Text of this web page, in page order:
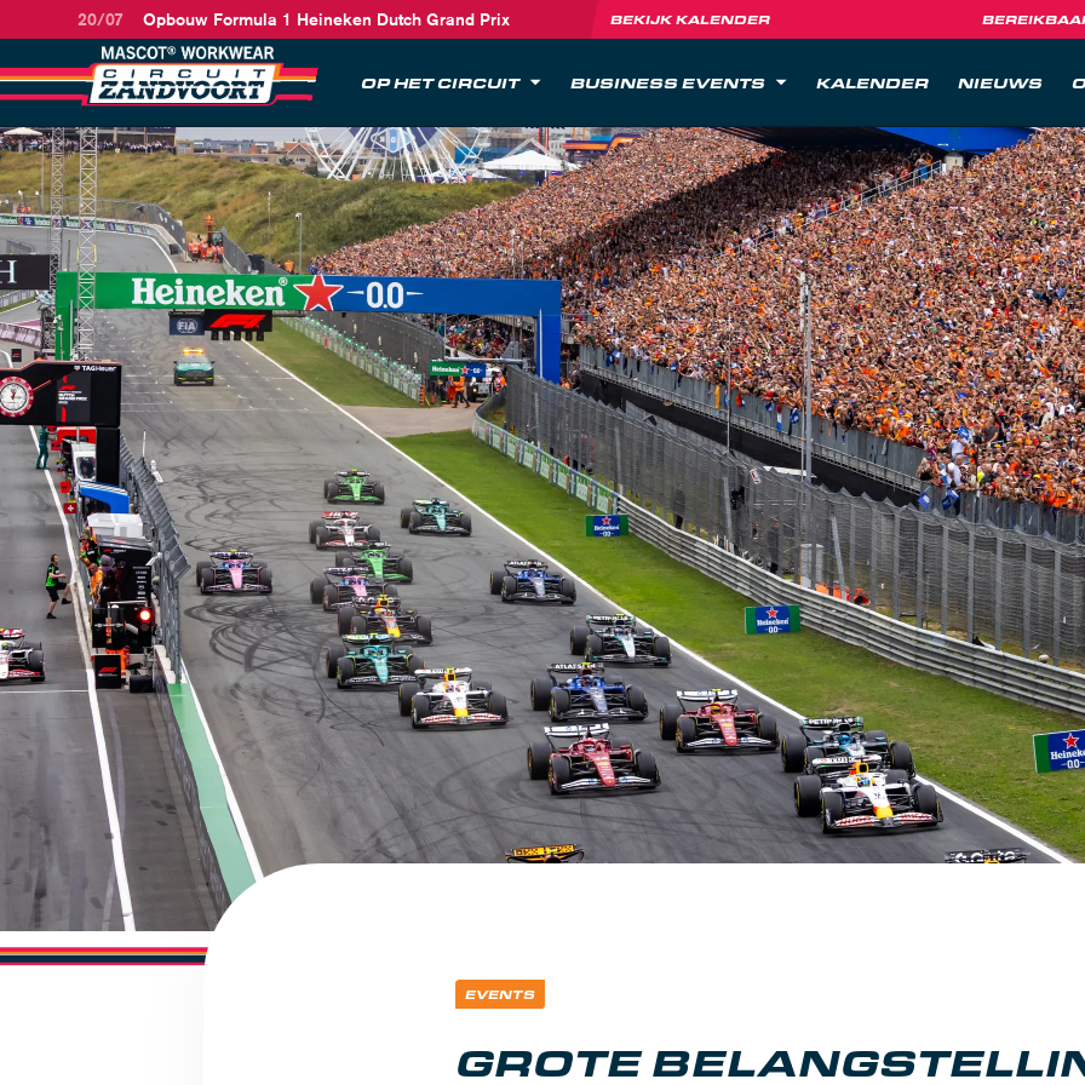
20/07 Opbouw Formula 1 Heineken Dutch Grand Prix BEKIJK KALENDER
OP HET CIRCUIT BUSINESS EVENTS KALENDER NIEUWS
EVENTS
GROTE